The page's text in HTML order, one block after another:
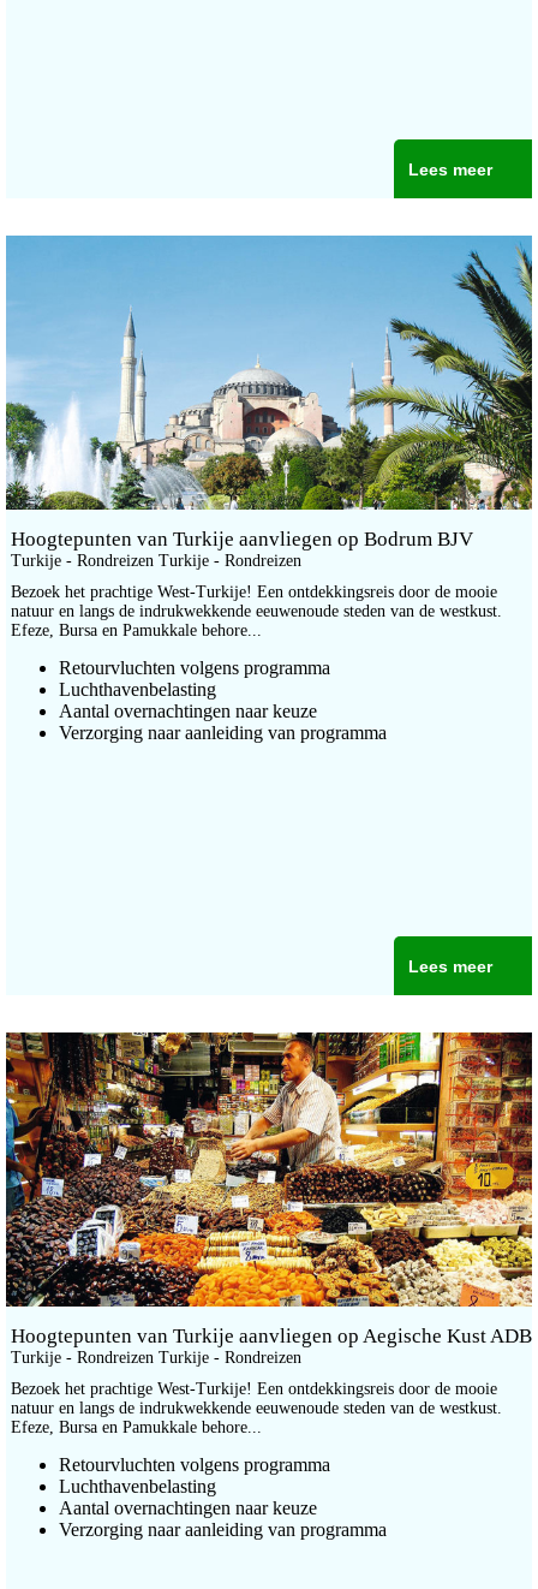
Lees meer
Hoogtepunten van Turkije aanvliegen op Bodrum BJV
Turkije - Rondreizen Turkije - Rondreizen
Bezoek het prachtige West-Turkije! Een ontdekkingsreis door de mooie
natuur en langs de indrukwekkende eeuwenoude steden van de westkust.
Efeze, Bursa en Pamukkale behore...
Retourvluchten volgens programma
Luchthavenbelasting
Aantal overnachtingen naar keuze
Verzorging naar aanleiding van programma
Lees meer
Hoogtepunten van Turkije aanvliegen op Aegische Kust ADB
Turkije - Rondreizen Turkije - Rondreizen
Bezoek het prachtige West-Turkije! Een ontdekkingsreis door de mooie
natuur en langs de indrukwekkende eeuwenoude steden van de westkust.
Efeze, Bursa en Pamukkale behore...
Retourvluchten volgens programma
Luchthavenbelasting
Aantal overnachtingen naar keuze
Verzorging naar aanleiding van programma